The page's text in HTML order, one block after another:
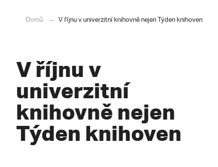
Domů V říjnu v univerzitní knihovně nejen Týden knihoven
V říjnu v
univerzitní
knihovně nejen
Týden knihoven